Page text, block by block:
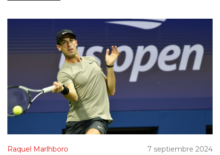
Raquel Marlhboro 7 septiembre 2024